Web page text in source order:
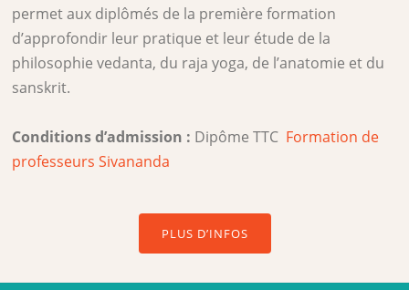
permet aux diplômés de la première formation
d’approfondir leur pratique et leur étude de la
philosophie vedanta, du raja yoga, de l’anatomie et du
sanskrit.
Conditions d’admission : Dipôme TTC Formation de
professeurs Sivananda
PLUS D’INFOS